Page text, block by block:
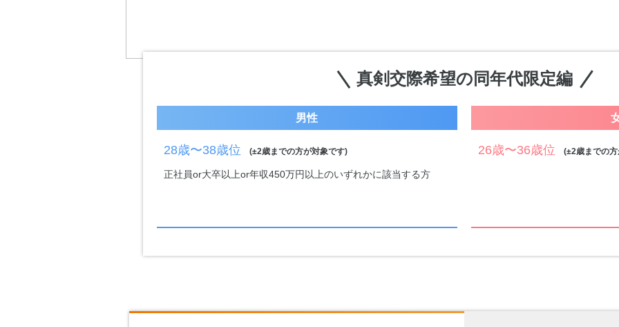
真剣交際希望の同年代限定編
男性
28歳〜38歳位 (±2歳までの方が対象です)
正社員or大卒以上or年収450万円以上のいずれかに該当する方
26歳〜36歳位 (±2歳までの方